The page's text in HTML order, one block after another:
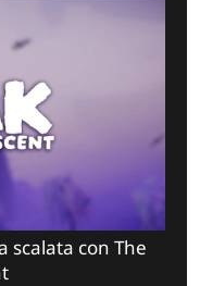
scalata con The